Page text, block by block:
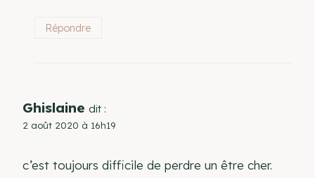
Répondre
Ghislaine dit :
2 août 2020 à 16h19
c’est toujours difficile de perdre un être cher.